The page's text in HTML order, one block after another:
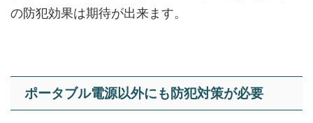
の防犯効果は期待が出来ます。
ポータブル電源以外にも防犯対策が必要